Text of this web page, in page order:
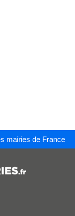
mairies de France